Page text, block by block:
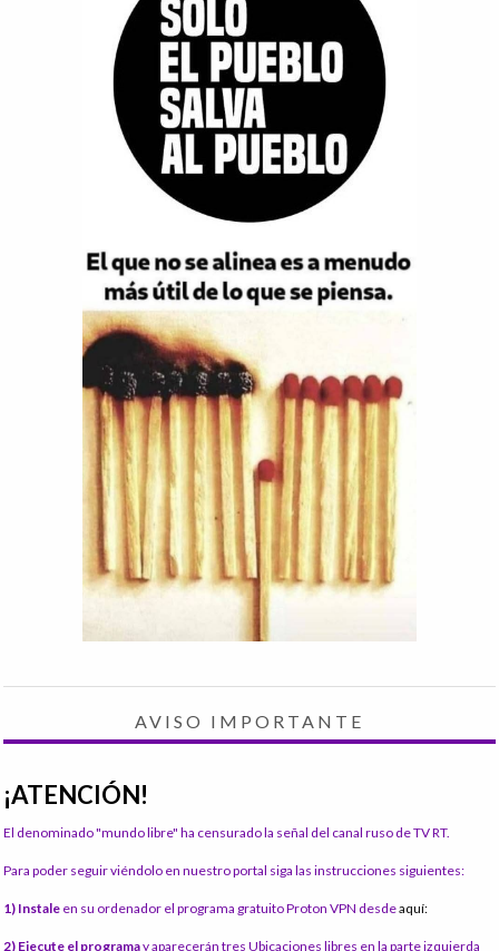
AVISO IMPORTANTE
¡ATENCIÓN!
El denominado "mundo libre" ha censurado la señal del canal ruso de TV RT.
Para poder seguir viéndolo en nuestro portal siga las instrucciones siguientes:
1) Instale en su ordenador el programa gratuito Proton VPN desdeaquí:
2) Ejecute el programay aparecerán tres Ubicaciones libres en la parte izquierda